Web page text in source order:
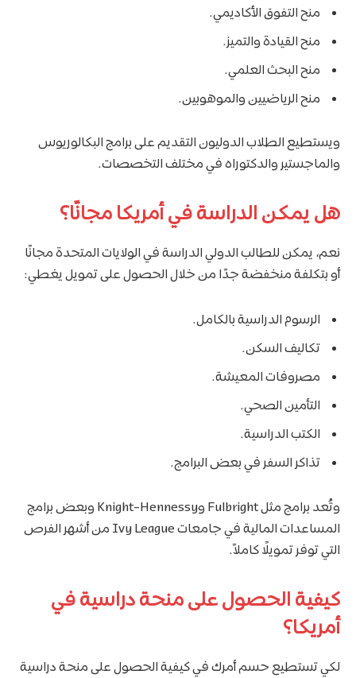
منح التفوق الأكاديمي.
منح القيادة والتميز.
منح البحث العلمي.
منح الرياضيين والموهوبين.
ويستطيع الطلاب الدوليون التقديم على برامج البكالوريوس
والماجستير والدكتوراه في مختلف التخصصات.
هل يمكن الدراسة في أمريكا مجانًا؟
نعم، يمكن للطالب الدولي الدراسة في الولايات المتحدة مجانًا
أو بتكلفة منخفضة جدًا من خلال الحصول على تمويل يغطي:
الرسوم الدراسية بالكامل.
تكاليف السكن.
مصروفات المعيشة.
التأمين الصحي.
الكتب الدراسية.
تذاكر السفر في بعض البرامج.
وتُعد برامج مثل Fulbright وKnight-Hennessy وبعض برامج
المساعدات المالية في جامعات Ivy League من أشهر الفرص
التي توفر تمويلًا كاملاً.
كيفية الحصول على منحة دراسية في
أمريكا؟
لكي تستطيع حسم أمرك في كيفية الحصول على منحة دراسية